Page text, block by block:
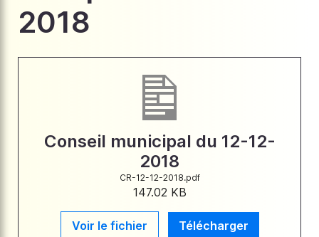
2018
Conseil municipal du 12-12-
2018
CR-12-12-2018.pdf
147.02 KB
Voir le fichier Télécharger